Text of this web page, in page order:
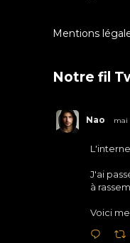
Mentions
Notre fil
Nao mai
J'ai
à
Voici